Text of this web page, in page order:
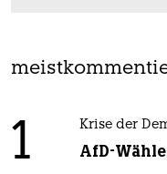
1 Krise der
AfD-